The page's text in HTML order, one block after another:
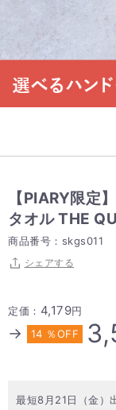
【PIARY限定
タオル THE
商品番号：skgs011
シェアする
定価： 4,179円
→ 14 ％OFF
最短8月21日（金）